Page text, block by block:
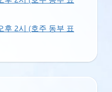
후 2시 (호주 동부 표